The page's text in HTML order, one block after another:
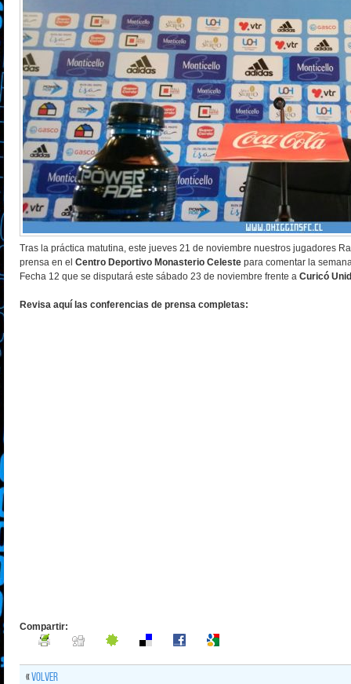
Tras la práctica matutina, este jueves 21 de noviembre nuestros jugadores
prensa en el Centro Deportivo Monasterio Celeste para comentar la
Fecha 12 que se disputará este sábado 23 de noviembre frente a Curicó
Revisa aquí las conferencias de prensa completas:
Compartir:
«Volver